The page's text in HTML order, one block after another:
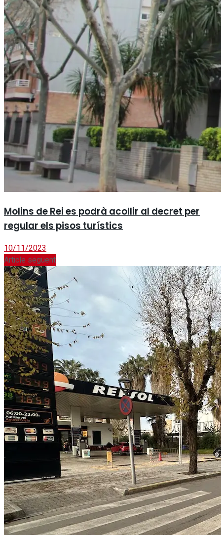
Molins de Rei es podrà acollir al decret per
regular els pisos turístics
10/11/2023
Article següent